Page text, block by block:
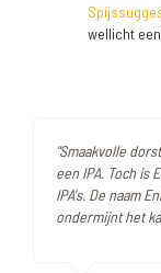
wellicht
"Smaakvolle
een IPA. Toch is
IPA's. De naam
ondermijnt het